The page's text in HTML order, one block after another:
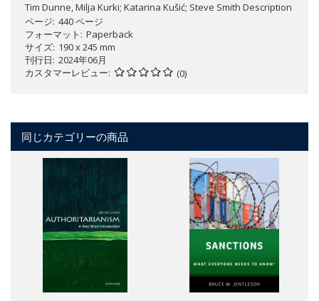
Tim Dunne, Milja Kurki; Katarina Kušić; Steve Smith Description
ページ 440 ページ
フォーマット
Paperback
サイズ 190 x 245 mm
刊行日 2024年06月
カスタマーレビュー
(0)
同じカテゴリーの商品